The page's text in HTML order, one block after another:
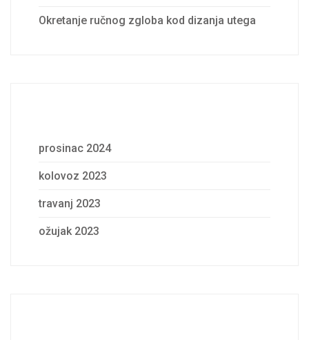
Okretanje ručnog zgloba kod dizanja utega
prosinac 2024
kolovoz 2023
travanj 2023
ožujak 2023